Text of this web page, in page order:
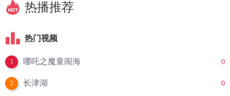
热播推荐
热门视频
1 哪吒之魔童闹海 0
2 长津湖 0